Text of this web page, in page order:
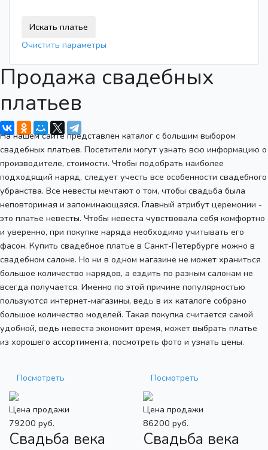
Очистить параметры
Продажа свадебных
платьев
На нашем сайте представлен каталог с большим выбором
свадебных платьев. Посетители могут узнать всю информацию о
производителе, стоимости. Чтобы подобрать наиболее
подходящий наряд, следует учесть все особенности свадебного
убранства. Все невесты мечтают о том, чтобы свадьба была
неповторимая и запоминающаяся. Главный атрибут церемонии -
это платье невесты. Чтобы невеста чувствовала себя комфортно
и уверенно, при покупке наряда необходимо учитывать его
фасон. Купить свадебное платье в Санкт-Петербурге можно в
свадебном салоне. Но ни в одном магазине не может храниться
большое количество нарядов, а ездить по разным салонам не
всегда получается. Именно по этой причине популярностью
пользуются интернет-магазины, ведь в их каталоге собрано
большое количество моделей. Такая покупка считается самой
удобной, ведь невеста экономит время, может выбрать платье
из хорошего ассортимента, посмотреть фото и узнать цены.
Посмотреть
Цена продажи
79200 руб.
Свадьба века
Посмотреть
Цена продажи
86200 руб.
Свадьба века